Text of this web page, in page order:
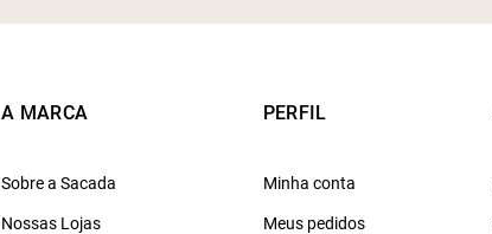
A MARCA
Sobre a Sacada
Nossas Lojas
PERFIL
Minha conta
Meus pedidos